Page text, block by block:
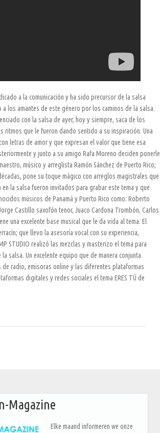
a la comunicación y ha sido precursor de la salsa
a los amantes de este género por los caminos de la salsa.
con la salsa de ayer, hoy y siempre, saca de los
que le fueron dando sentido a su inspiración. Una
letras de amor y que expresan el valor que tiene esa
y junto a su amigo Rafa Moreno deciden ponerle
músico y arreglista Ramón Sánchez de Puerto Rico;
pone su toque mágico con arreglos magistrales que
la salsa fueron invitados para grabar este tema y que
músicos de Panamá y Puerto Rico como: Roberto
Castillo saxofón tenor, Juaco Cardona Trombón, Carlos
una excelente base musical que le da vida al tema. El
que llevo la asesoría vocal con su experiencia,
STUDIO realizó las mezclas y masterizo el tema para
salsa. Un excelente equipo que de manera conjunta
de radio, emisoras online y las diferentes plataformas
digitales y redes sociales el tema ERES TÚ de
Magazine
Elke maand informeren we onze